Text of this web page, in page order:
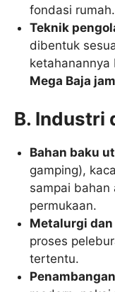
fondasi rumah.
Teknik
dibentuk
Mega Baja
B. Industri
Bahan baku
gamping),
sampai
permukaan.
Metalurgi
proses
tertentu.